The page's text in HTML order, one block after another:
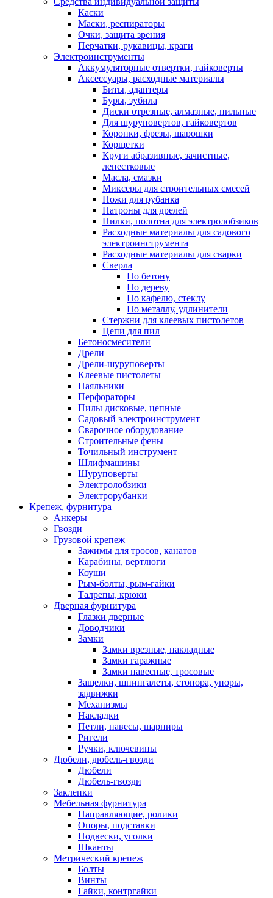
Каски
Маски, респираторы
Очки, защита зрения
Перчатки, рукавицы, краги
Электроинструменты
Аккумуляторные отвертки, гайковерты
Аксессуары, расходные материалы
Биты, адаптеры
Буры, зубила
Диски отрезные, алмазные, пильные
Для шуруповертов, гайковертов
Коронки, фрезы, шарошки
Корщетки
Круги абразивные, зачистные,
лепестковые
Масла, смазки
Миксеры для строительных смесей
Ножи для рубанка
Патроны для дрелей
Пилки, полотна для электролобзиков
Расходные материалы для садового
электроинструмента
Расходные материалы для сварки
Сверла
По бетону
По дереву
По кафелю, стеклу
По металлу, удлинители
Стержни для клеевых пистолетов
Цепи для пил
Бетоносмесители
Дрели
Дрели-шуруповерты
Клеевые пистолеты
Паяльники
Перфораторы
Пилы дисковые, цепные
Садовый электроинструмент
Сварочное оборудование
Строительные фены
Точильный инструмент
Шлифмашины
Шуруповерты
Электролобзики
Электрорубанки
Крепеж, фурнитура
Анкеры
Гвозди
Грузовой крепеж
Зажимы для тросов, канатов
Карабины, вертлюги
Коуши
Рым-болты, рым-гайки
Талрепы, крюки
Дверная фурнитура
Глазки дверные
Доводчики
Замки
Замки врезные, накладные
Замки гаражные
Замки навесные, тросовые
Защелки, шпингалеты, стопора, упоры,
задвижки
Механизмы
Накладки
Петли, навесы, шарниры
Ригели
Ручки, ключевины
Дюбели, дюбель-гвозди
Дюбели
Дюбель-гвозди
Заклепки
Мебельная фурнитура
Направляющие, ролики
Опоры, подставки
Подвески, уголки
Шканты
Метрический крепеж
Болты
Винты
Гайки, контргайки